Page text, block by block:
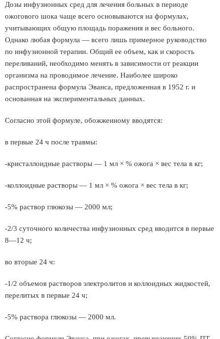
Дозы инфузионных сред для лечения больных в периоде
ожогового шока чаще всего основываются на формулах,
учитывающих общую площадь поражения и вес больного.
Однако любая формула — всего лишь примерное руководство
по инфузионной терапии. Общий ее объем, как и скорость
переливаний, необходимо менять в зависимости от реакции
организма на проводимое лечение. Наиболее широко
распространена формула Эванса, предложенная в 1952 г. и
основанная на экспериментальных данных.
Согласно этой формуле, обожженному вводятся:
в первые 24 ч после травмы:
-кристаллоидные растворы — 1 мл × % ожога × вес тела в кг;
-коллоидные растворы — 1 мл × % ожога × вес тела в кг;
-5% раствор глюкозы — 2000 мл;
-2/3 суточного количества инфузионных сред вводится в первые
8—12 ч;
во вторые 24 ч:
-1/2 объемов растворов электролитов и коллоидных жидкостей,
перелитых в первые 24 ч;
-5% раствора глюкозы — 2000 мл.